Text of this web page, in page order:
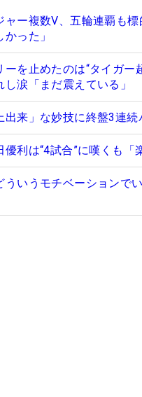
ャー複数V、五輪連覇も
かった」
ーを止めたのは“タイガ
し涙「まだ震えている」
出来」な妙技に終盤3連
優利は“4試合”に嘆くも
ういうモチベーション